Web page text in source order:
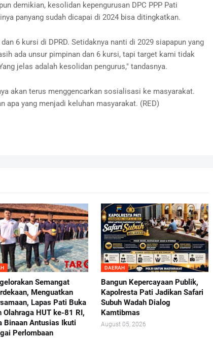
demikian, kesolidan kepengurusan DPC PPP Pati
panyang sudah dicapai di 2024 bisa ditingkatkan.
6 kursi di DPRD. Setidaknya nanti di 2029 siapapun yang
ada unsur pimpinan dan 6 kursi, tapi target kami tidak
jelas adalah kesolidan pengurus," tandasnya.
akan terus menggencarkan sosialisasi ke masyarakat.
apa yang menjadi keluhan masyarakat. (RED)
Semangat
Menguatkan
Lapas Pati Buka
Olahraga HUT ke-81 RI,
Binaan Antusias Ikuti
Perlombaan
DAERAH
Bangun Kepercayaan Publik,
Kapolresta Pati Jadikan Safari
Subuh Wadah Dialog
Kamtibmas
August 05, 2026